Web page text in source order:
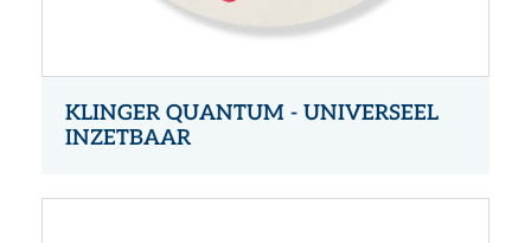
KLINGER QUANTUM - UNIVERSEEL
INZETBAAR